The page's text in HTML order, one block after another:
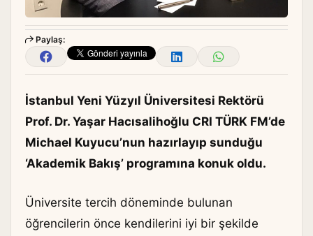
Paylaş:
İstanbul Yeni Yüzyıl Üniversitesi Rektörü
Prof. Dr. Yaşar Hacısalihoğlu CRI TÜRK FM’de
Michael Kuyucu’nun hazırlayıp sunduğu
‘Akademik Bakış’ programına konuk oldu.
Üniversite tercih döneminde bulunan
öğrencilerin önce kendilerini iyi bir şekilde